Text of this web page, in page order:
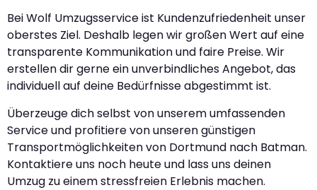
Bei Wolf Umzugsservice ist Kundenzufriedenheit unser
oberstes Ziel. Deshalb legen wir großen Wert auf eine
transparente Kommunikation und faire Preise. Wir
erstellen dir gerne ein unverbindliches Angebot, das
individuell auf deine Bedürfnisse abgestimmt ist.
Überzeuge dich selbst von unserem umfassenden
Service und profitiere von unseren günstigen
Transportmöglichkeiten von Dortmund nach Batman.
Kontaktiere uns noch heute und lass uns deinen
Umzug zu einem stressfreien Erlebnis machen.